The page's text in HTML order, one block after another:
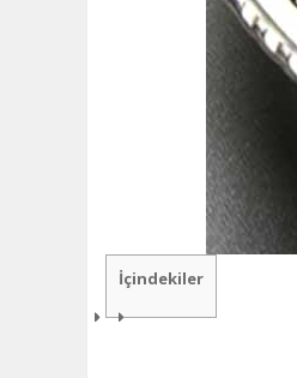
İçindekiler